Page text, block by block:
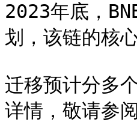
2023年底，
划，该链的核
迁移预计分多
详情，敬请参